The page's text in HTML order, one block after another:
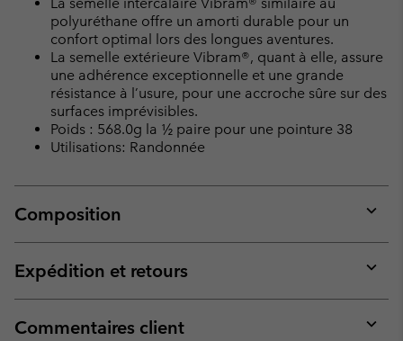
La semelle intercalaire Vibram® similaire au
polyuréthane offre un amorti durable pour un
confort optimal lors des longues aventures.
La semelle extérieure Vibram®, quant à elle, assure
une adhérence exceptionnelle et une grande
résistance à l’usure, pour une accroche sûre sur des
surfaces imprévisibles.
Poids : 568.0g la ½ paire pour une pointure 38
Utilisations: Randonnée
Composition
or
Expédition et retours
or
Commentaires client